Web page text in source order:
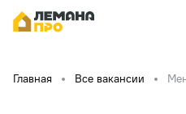
Главная Все вакансии